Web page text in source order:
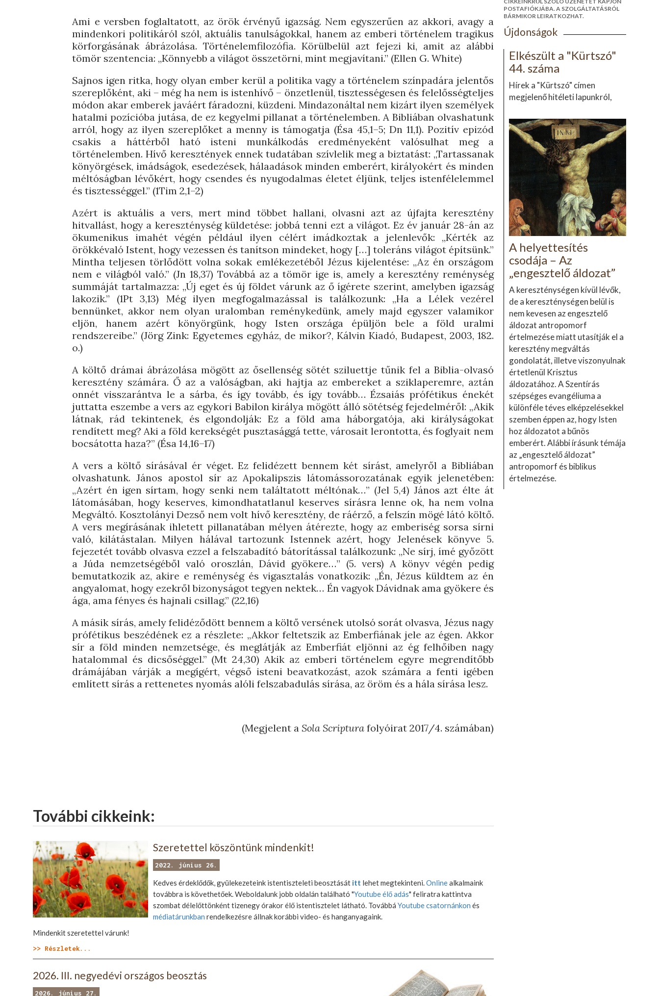
Ami e versben foglaltatott, az örök érvényű igazság. Nem egyszerűen az akkori, avagy a
mindenkori politikáról szól, aktuális tanulságokkal, hanem az emberi történelem tragikus
körforgásának ábrázolása. Történelemfilozófia. Körülbelül azt fejezi ki, amit az alábbi
tömör szentencia: „Könnyebb a világot összetörni, mint megjavítani.” (Ellen G. White)
Sajnos igen ritka, hogy olyan ember kerül a politika vagy a történelem színpadára jelentős
szereplőként, aki – még ha nem is istenhívő – önzetlenül, tisztességesen és felelősségteljes
módon akar emberek javáért fáradozni, küzdeni. Mindazonáltal nem kizárt ilyen személyek
hatalmi pozícióba jutása, de ez kegyelmi pillanat a történelemben. A Bibliában olvashatunk
arról, hogy az ilyen szereplőket a menny is támogatja (Ésa 45,1–5; Dn 11,1). Pozitív epizód
csakis a háttérből ható isteni munkálkodás eredményeként valósulhat meg a
történelemben. Hívő keresztények ennek tudatában szívlelik meg a biztatást: „Tartassanak
könyörgések, imádságok, esedezések, hálaadások minden emberért, királyokért és minden
méltóságban lévőkért, hogy csendes és nyugodalmas életet éljünk, teljes istenfélelemmel
és tisztességgel.” (1Tim 2,1–2)
Azért is aktuális a vers, mert mind többet hallani, olvasni azt az újfajta keresztény
hitvallást, hogy a kereszténység küldetése: jobbá tenni ezt a világot. Ez év január 28-án az
ökumenikus imahét végén például ilyen célért imádkoztak a jelenlevők: „Kérték az
örökkévaló Istent, hogy vezessen és tanítson mindeket, hogy […] toleráns világot építsünk.”
Mintha teljesen törlődött volna sokak emlékezetéből Jézus kijelentése: „Az én országom
nem e világból való.” (Jn 18,37) Továbbá az a tömör ige is, amely a keresztény reménység
summáját tartalmazza: „Új eget és új földet várunk az ő ígérete szerint, amelyben igazság
lakozik.” (1Pt 3,13) Még ilyen megfogalmazással is találkozunk: „Ha a Lélek vezérel
bennünket, akkor nem olyan uralomban reménykedünk, amely majd egyszer valamikor
eljön, hanem azért könyörgünk, hogy Isten országa épüljön bele a föld uralmi
rendszereibe.” (Jörg Zink: Egyetemes egyház, de mikor?, Kálvin Kiadó, Budapest, 2003, 182.
o.)
A költő drámai ábrázolása mögött az ősellenség sötét sziluettje tűnik fel a Biblia-olvasó
keresztény számára. Ő az a valóságban, aki hajtja az embereket a sziklaperemre, aztán
onnét visszarántva le a sárba, és így tovább, és így tovább… Ézsaiás prófétikus énekét
juttatta eszembe a vers az egykori Babilon királya mögött álló sötétség fejedelméről: „Akik
látnak, rád tekintenek, és elgondolják: Ez a föld ama háborgatója, aki királyságokat
rendített meg? Aki a föld kerekségét pusztasággá tette, városait lerontotta, és foglyait nem
bocsátotta haza?” (Ésa 14,16–17)
A vers a költő sírásával ér véget. Ez felidézett bennem két sírást, amelyről a Bibliában
olvashatunk. János apostol sír az Apokalipszis látomássorozatának egyik jelenetében:
„Azért én igen sírtam, hogy senki nem találtatott méltónak…” (Jel 5,4) János azt élte át
látomásában, hogy keserves, kimondhatatlanul keserves sírásra lenne ok, ha nem volna
Megváltó. Kosztolányi Dezső nem volt hívő keresztény, de ráérző, a felszín mögé látó költő.
A vers megírásának ihletett pillanatában mélyen átérezte, hogy az emberiség sorsa sírni
való, kilátástalan. Milyen hálával tartozunk Istennek azért, hogy Jelenések könyve 5.
fejezetét tovább olvasva ezzel a felszabadító bátorítással találkozunk: „Ne sírj, ímé győzött
a Júda nemzetségéből való oroszlán, Dávid gyökere…” (5. vers) A könyv végén pedig
bemutatkozik az, akire e reménység és vigasztalás vonatkozik: „Én, Jézus küldtem az én
angyalomat, hogy ezekről bizonyságot tegyen nektek… Én vagyok Dávidnak ama gyökere és
ága, ama fényes és hajnali csillag.” (22,16)
A másik sírás, amely felidéződött bennem a költő versének utolsó sorát olvasva, Jézus nagy
prófétikus beszédének ez a részlete: „Akkor feltetszik az Emberfiának jele az égen. Akkor
sír a föld minden nemzetsége, és meglátják az Emberfiát eljönni az ég felhőiben nagy
hatalommal és dicsőséggel.” (Mt 24,30) Akik az emberi történelem egyre megrendítőbb
drámájában várják a megígért, végső isteni beavatkozást, azok számára a fenti igében
említett sírás a rettenetes nyomás alóli felszabadulás sírása, az öröm és a hála sírása lesz.
(Megjelent a Sola Scripturafolyóirat 2017/4. számában)
További cikkeink:
Szeretettel köszöntünk mindenkit!
2022. június 26.
Kedves érdeklődők, gyülekezeteink istentiszteleti beosztását itt lehet megtekinteni.Onlinealkalmaink
továbbra is követhetőek. Weboldalunk jobb oldalán található "Youtube élő adás" feliratra kattintva
szombat délelőttönként tizenegy órakor élő istentisztelet látható. TovábbáYoutube csatornánkon és
médiatárunkban rendelkezésre állnak korábbi video- és hanganyagaink.
Mindenkit szeretettel várunk!
>> Részletek...
2026. III. negyedévi országos beosztás
2026. június 27.
POSTAFIÓKJÁBA. A SZOLGÁLTATÁSRÓL
BÁRMIKOR LEIRATKOZHAT.
Újdonságok
Elkészült a "Kürtszó"
44. száma
Hírek a "Kürtszó" címen
megjelenő hitéleti lapunkról,
A helyettesítés
csodája – Az
„engesztelő áldozat”
A kereszténységen kívül lévők,
de a kereszténységen belül is
nem kevesen az engesztelő
áldozat antropomorf
értelmezése miatt utasítják el a
keresztény megváltás
gondolatát, illetve viszonyulnak
értetlenül Krisztus
áldozatához. A Szentírás
szépséges evangéliuma a
különféle téves elképzelésekkel
szemben éppen az, hogy Isten
hoz áldozatot a bűnös
emberért. Alábbi írásunk témája
az „engesztelő áldozat”
antropomorf és biblikus
értelmezése.